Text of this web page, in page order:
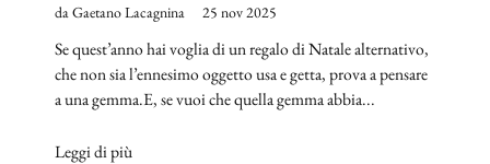
da Gaetano Lacagnina 25 nov 2025
Se quest’anno hai voglia di un regalo di Natale alternativo,
che non sia l’ennesimo oggetto usa e getta, prova a pensare
a una gemma.E, se vuoi che quella gemma abbia...
Leggi di più